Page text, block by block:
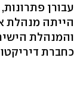
עבורן
והמנהלת
כחברת